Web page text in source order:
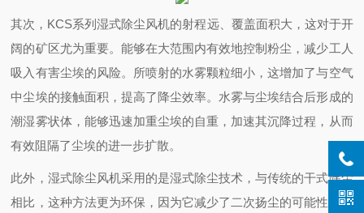
其次，KCS系列湿式除尘风机的射程远、覆盖面积大，这对于开
阔的矿区尤为重要。能够在大范围内有效地控制粉尘，减少工人
吸入有害尘埃的风险。所喷射的水雾颗粒细小，这增加了与空气
中尘埃的接触面积，提高了降尘效率。水雾与尘埃结合后形成的
潮湿雾状体，能够迅速加重尘埃的自重，加速其沉降过程，从而
有效阻隔了尘埃的进一步扩散。
此外，湿式除尘风机采用的是湿式除尘技术，与传统的干式除尘
相比，这种方法更为环保，因为它减少了二次扬尘的可能性，并